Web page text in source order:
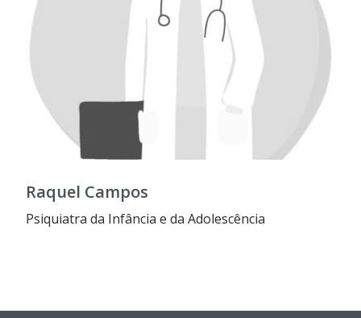
Raquel Campos
Psiquiatra da Infância e da Adolescência